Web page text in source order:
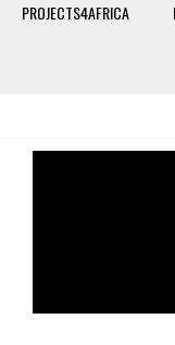
PROJECTS4AFRICA